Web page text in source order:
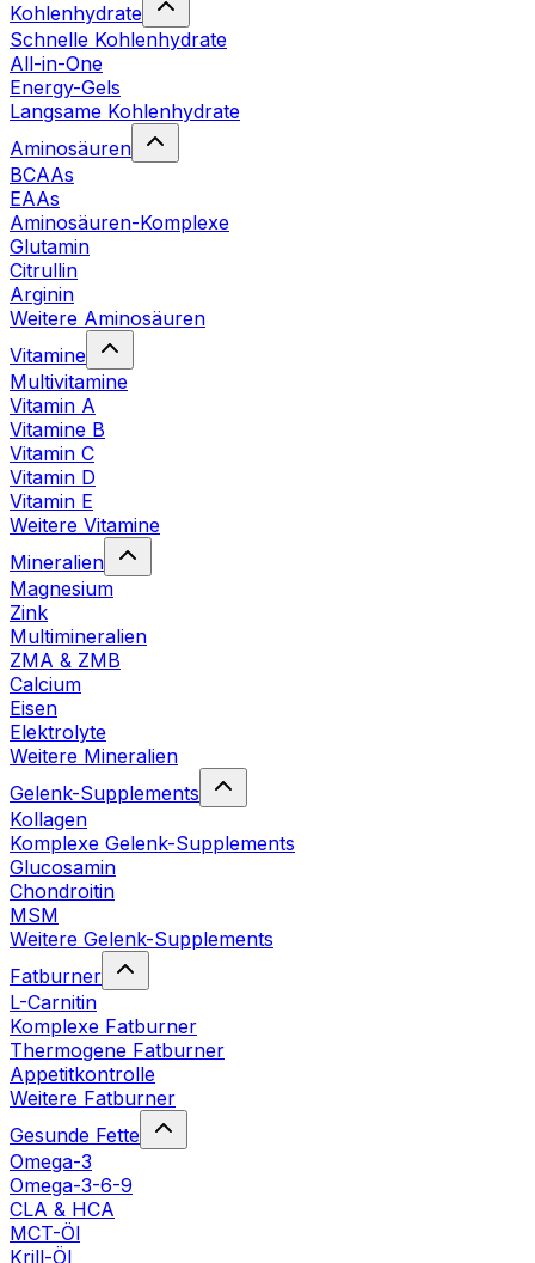
Kohlenhydrate
Schnelle Kohlenhydrate
All-in-One
Energy-Gels
Langsame Kohlenhydrate
Aminosäuren
BCAAs
EAAs
Aminosäuren-Komplexe
Glutamin
Citrullin
Arginin
Weitere Aminosäuren
Vitamine
Multivitamine
Vitamin A
Vitamine B
Vitamin C
Vitamin D
Vitamin E
Weitere Vitamine
Mineralien
Magnesium
Zink
Multimineralien
ZMA & ZMB
Calcium
Eisen
Elektrolyte
Weitere Mineralien
Gelenk-Supplements
Kollagen
Komplexe Gelenk-Supplements
Glucosamin
Chondroitin
MSM
Weitere Gelenk-Supplements
Fatburner
L-Carnitin
Komplexe Fatburner
Thermogene Fatburner
Appetitkontrolle
Weitere Fatburner
Gesunde Fette
Omega-3
Omega-3-6-9
CLA & HCA
MCT-Öl
Krill-Öl